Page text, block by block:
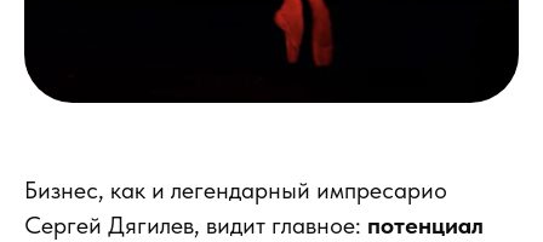
Бизнес, как и легендарный импресарио
Сергей Дягилев, видит главное: потенциал